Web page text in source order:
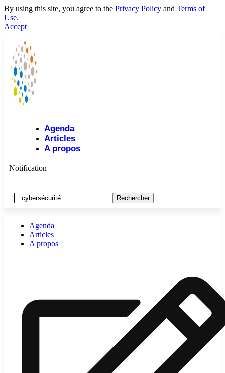
By using this site, you agree to the Privacy Policy and Terms of
Use.
Accept
Agenda
Articles
A propos
Notification
Agenda
Articles
A propos